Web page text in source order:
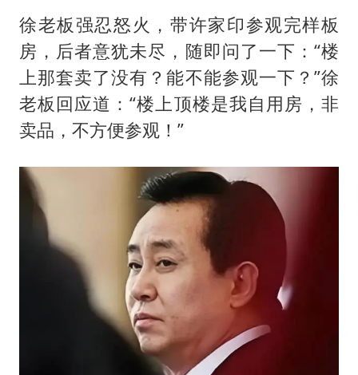
徐老板强忍怒火，带许家印参观完样板
房，后者意犹未尽，随即问了一下：“楼
上那套卖了没有？能不能参观一下？”徐
老板回应道：“楼上顶楼是我自用房，非
卖品，不方便参观！”